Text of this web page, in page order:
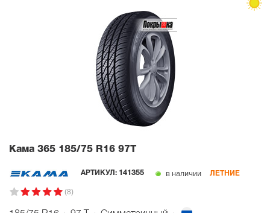
Кама 365 185/75 R16 97T
АРТИКУЛ: 141355 в наличии ЛЕТНИЕ
(8)